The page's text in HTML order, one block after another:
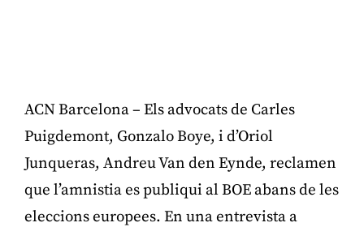
ACN Barcelona – Els advocats de Carles
Puigdemont, Gonzalo Boye, i d’Oriol
Junqueras, Andreu Van den Eynde, reclamen
que l’amnistia es publiqui al BOE abans de les
eleccions europees. En una entrevista a